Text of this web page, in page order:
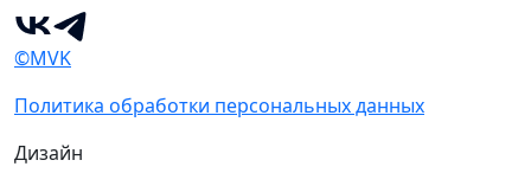
©MVK
Политика обработки персональных данных
Дизайн